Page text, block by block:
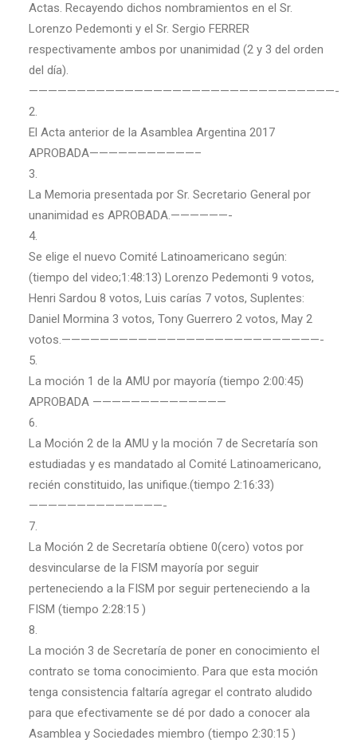
Actas. Recayendo dichos nombramientos en el Sr.
Lorenzo Pedemonti y el Sr. Sergio FERRER
respectivamente ambos por unanimidad (2 y 3 del orden
del día).
————————————————————————————————-
2.
El Acta anterior de la Asamblea Argentina 2017
APROBADA———————————–
3.
La Memoria presentada por Sr. Secretario General por
unanimidad es APROBADA.——————-
4.
Se elige el nuevo Comité Latinoamericano según:
(tiempo del video;1:48:13) Lorenzo Pedemonti 9 votos,
Henri Sardou 8 votos, Luis carías 7 votos, Suplentes:
Daniel Mormina 3 votos, Tony Guerrero 2 votos, May 2
votos.———————————————————————————-
5.
La moción 1 de la AMU por mayoría (tiempo 2:00:45)
APROBADA ——————————————
6.
La Moción 2 de la AMU y la moción 7 de Secretaría son
estudiadas y es mandatado al Comité Latinoamericano,
recién constituido, las unifique.(tiempo 2:16:33)
——————————————-
7.
La Moción 2 de Secretaría obtiene 0(cero) votos por
desvincularse de la FISM mayoría por seguir
perteneciendo a la FISM por seguir perteneciendo a la
FISM (tiempo 2:28:15 )
8.
La moción 3 de Secretaría de poner en conocimiento el
contrato se toma conocimiento. Para que esta moción
tenga consistencia faltaría agregar el contrato aludido
para que efectivamente se dé por dado a conocer ala
Asamblea y Sociedades miembro (tiempo 2:30:15 )